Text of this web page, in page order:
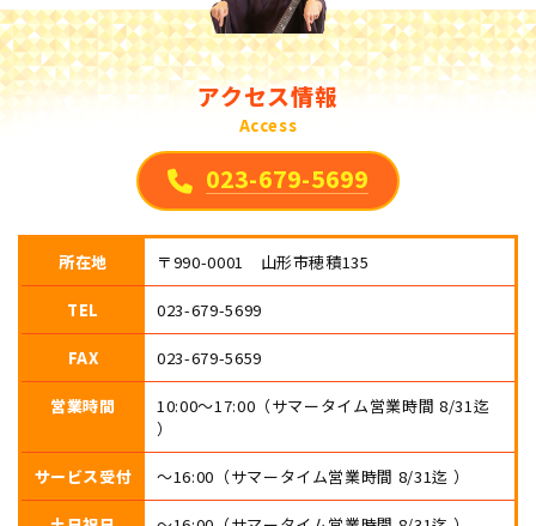
アクセス情報
Access
023-679-5699
所在地 〒990-0001 山形市穂積135
TEL 023-679-5699
FAX 023-679-5659
営業時間
10:00〜17:00（サマータイム営業時間 8/31迄
）
サービス受付 〜16:00（サマータイム営業時間 8/31迄 ）